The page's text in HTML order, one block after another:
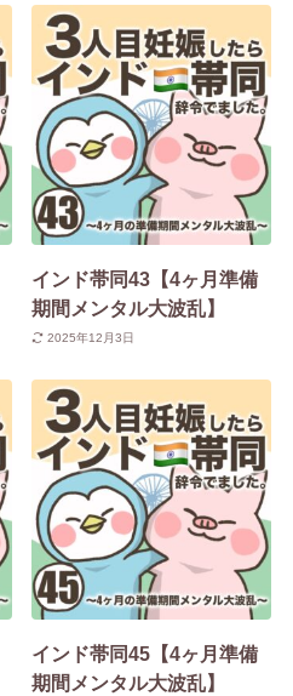
インド帯同43【4ヶ月準備
期間メンタル大波乱】
2025年12月3日
インド帯同45【4ヶ月準備
期間メンタル大波乱】